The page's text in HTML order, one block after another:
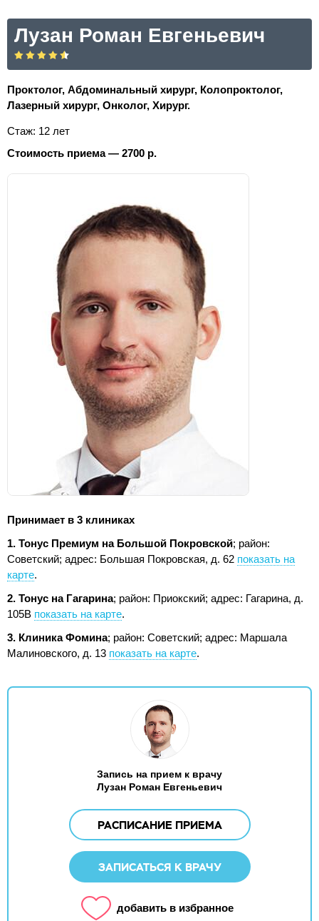
Лузан Роман Евгеньевич
Проктолог, Абдоминальный хирург, Колопроктолог,
Лазерный хирург, Онколог, Хирург.
Стаж: 12 лет
Стоимость приема — 2700 р.
Принимает в 3 клиниках
1. Тонус Премиум на Большой Покровской; район:
Советский; адрес: Большая Покровская, д. 62 показать на
карте.
2. Тонус на Гагарина; район: Приокский; адрес: Гагарина, д.
105В показать на карте.
3. Клиника Фомина; район: Советский; адрес: Маршала
Малиновского, д. 13 показать на карте.
Запись на прием к врачу
Лузан Роман Евгеньевич
РАСПИСАНИЕ ПРИЕМА
ЗАПИСАТЬСЯ К ВРАЧУ
добавить в избранное